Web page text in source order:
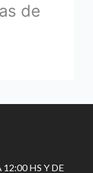
de
12:00 HS Y DE